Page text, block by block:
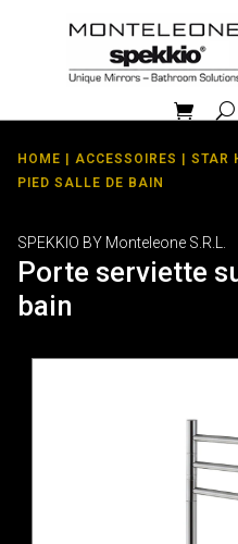

HOME | ACCESSOIRES | STAR
PIED SALLE DE BAIN
SPEKKIO BY Monteleone S.R.L.
Porte serviette
bain